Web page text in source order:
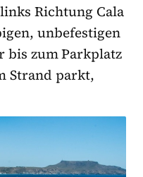
Richtung Cala
unbefestigen
bis zum Parkplatz
Strand parkt,